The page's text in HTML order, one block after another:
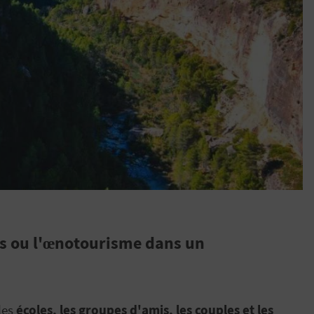
ou l'œnotourisme dans un
écoles, les groupes d'amis, les couples et les